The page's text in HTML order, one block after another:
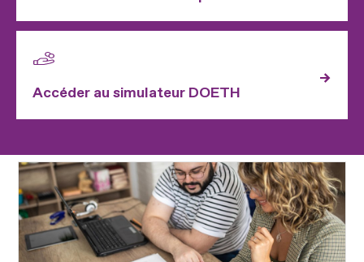
Accéder au simulateur DOETH
Fichier